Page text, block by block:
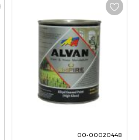
00-00020448